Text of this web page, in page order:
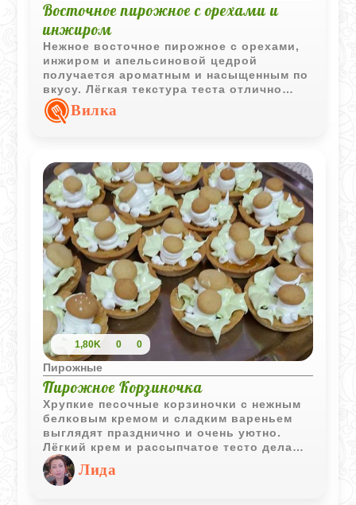
Восточное пирожное с орехами и
инжиром
Нежное восточное пирожное с орехами,
инжиром и апельсиновой цедрой
получается ароматным и насыщенным по
вкусу. Лёгкая текстура теста отлично
сочетается с кусочками сухофруктов и
орехов.Вилка
1,80K 0 0
Пирожные
Пирожное Корзиночка
Хрупкие песочные корзиночки с нежным
белковым кремом и сладким вареньем
выглядят празднично и очень уютно.
Лёгкий крем и рассыпчатое тесто делают
это пирожное настоящей классикой
домашней выпечки.
Лида